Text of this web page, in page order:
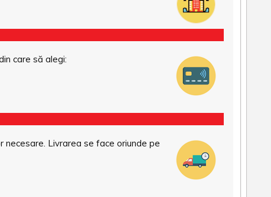
care să alegi:
Livrarea se face oriunde pe